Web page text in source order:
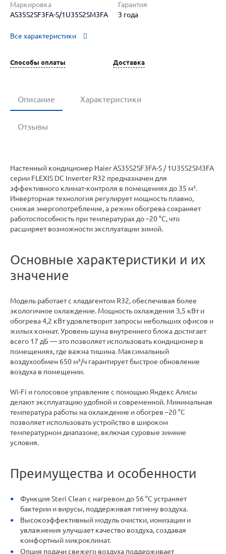
Маркировка
AS35S2SF3FA-S/1U35S2SM3FA
Гарантия
3 года
Все характеристики
Способы оплаты Доставка
Описание Характеристики
Отзывы
Настенный кондиционер Haier AS35S2SF3FA-S / 1U35S2SM3FA
серии FLEXIS DC Inverter R32 предназначен для
эффективного климат-контроля в помещениях до 35 м².
Инверторная технология регулирует мощность плавно,
снижая энергопотребление, а режим обогрева сохраняет
работоспособность при температурах до –20 °C, что
расширяет возможности эксплуатации зимой.
Основные характеристики и их
значение
Модель работает с хладагентом R32, обеспечивая более
экологичное охлаждение. Мощность охлаждения 3,5 кВт и
обогрева 4,2 кВт удовлетворит запросы небольших офисов и
жилых комнат. Уровень шума внутреннего блока достигает
всего 17 дБ — это позволяет использовать кондиционер в
помещениях, где важна тишина. Максимальный
воздухообмен 650 м³/ч гарантирует быстрое обновление
воздуха в помещении.
Wi-Fi и голосовое управление с помощью Яндекс Алисы
делают эксплуатацию удобной и современной. Минимальная
температура работы на охлаждение и обогрев –20 °C
позволяет использовать устройство в широком
температурном диапазоне, включая суровые зимние
условия.
Преимущества и особенности
Функция Steri Clean с нагревом до 56 °C устраняет
бактерии и вирусы, поддерживая гигиену воздуха.
Высокоэффективный модуль очистки, ионизации и
увлажнения улучшает качество воздуха, создавая
комфортный микроклимат.
Опция подачи свежего воздуха поддерживает